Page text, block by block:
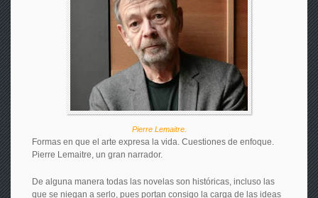
Pierre Lemaitre.
Formas en que el arte expresa la vida. Cuestiones de enfoque.
Pierre Lemaitre, un gran narrador.
De alguna manera todas las novelas son históricas, incluso las
que se niegan a serlo, pues portan consigo la carga de las ideas